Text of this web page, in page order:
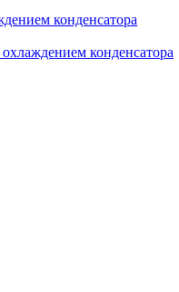
конденсатора
конденсатора